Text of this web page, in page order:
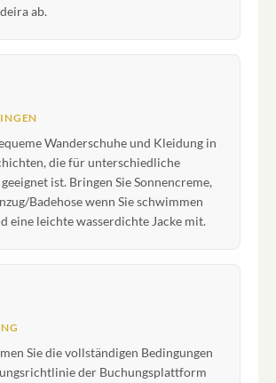
ab.
Wanderschuhe und Kleidung in
die für unterschiedliche
ist. Bringen Sie Sonnencreme,
Badehose wenn Sie schwimmen
eine leichte wasserdichte Jacke mit.
Sie die vollständigen Bedingungen
der Buchungsplattform